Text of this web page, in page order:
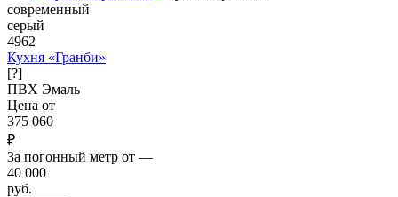
современный
серый
4962
Кухня «Гранби»
[?]
ПВХ Эмаль
Цена от
375 060
₽
За погонный метр от —
40 000
руб.